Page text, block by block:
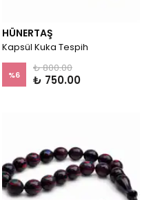
HÜNERTAŞ
Kapsül Kuka Tespih
%6
₺ 800.00
₺ 750.00